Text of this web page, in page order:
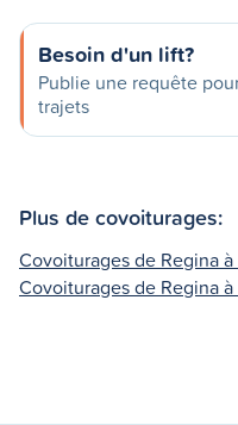
Besoin d'un lift?
Publie une requête
trajets
Plus de covoiturages:
Covoiturages de Regina
Covoiturages de Regina